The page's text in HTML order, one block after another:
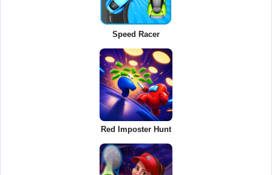
Speed Racer
Red Imposter Hunt